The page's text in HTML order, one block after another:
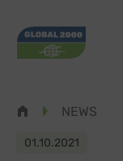
NEWS
01.10.2021